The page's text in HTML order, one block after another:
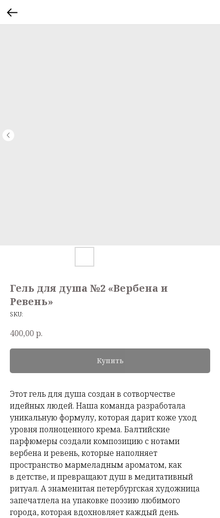
Гель для душа №2 «Вербена и
Ревень»
SKU:
400,00р.
Купить
Этот гель для душа создан в сотворчестве
идейных людей. Наша команда разработала
уникальную формулу, которая дарит коже уход
уровня полноценного крема. Балтийские
парфюмеры создали композицию с нотами
вербена и ревень, которые наполняет
пространство мармеладным ароматом, как
в детстве, и превращают душ в медитативный
ритуал. А знаменитая петербургская художница
запечатлела на упаковке поэзию любимого
города, которая вдохновляет каждый день.